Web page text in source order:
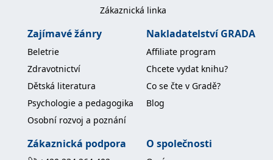
Zákaznická linka
Zajímavé žánry
Beletrie
Zdravotnictví
Dětská literatura
Psychologie a pedagogika
Osobní rozvoj a poznání
Nakladatelství GRADA
Affiliate program
Chcete vydat knihu?
Co se čte v Gradě?
Blog
Zákaznická podpora O společnosti
CookieScript
služba
Script.com k
předvoleb
soubory
Cookie-
Script.com